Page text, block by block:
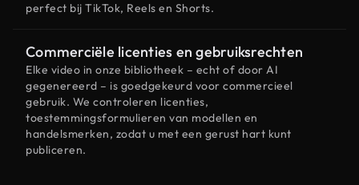
perfect bij TikTok, Reels en Shorts.
Commerciële licenties en gebruiksrechten
Elke video in onze bibliotheek – echt of door AI
gegenereerd – is goedgekeurd voor commercieel
gebruik. We controleren licenties,
toestemmingsformulieren van modellen en
handelsmerken, zodat u met een gerust hart kunt
publiceren.